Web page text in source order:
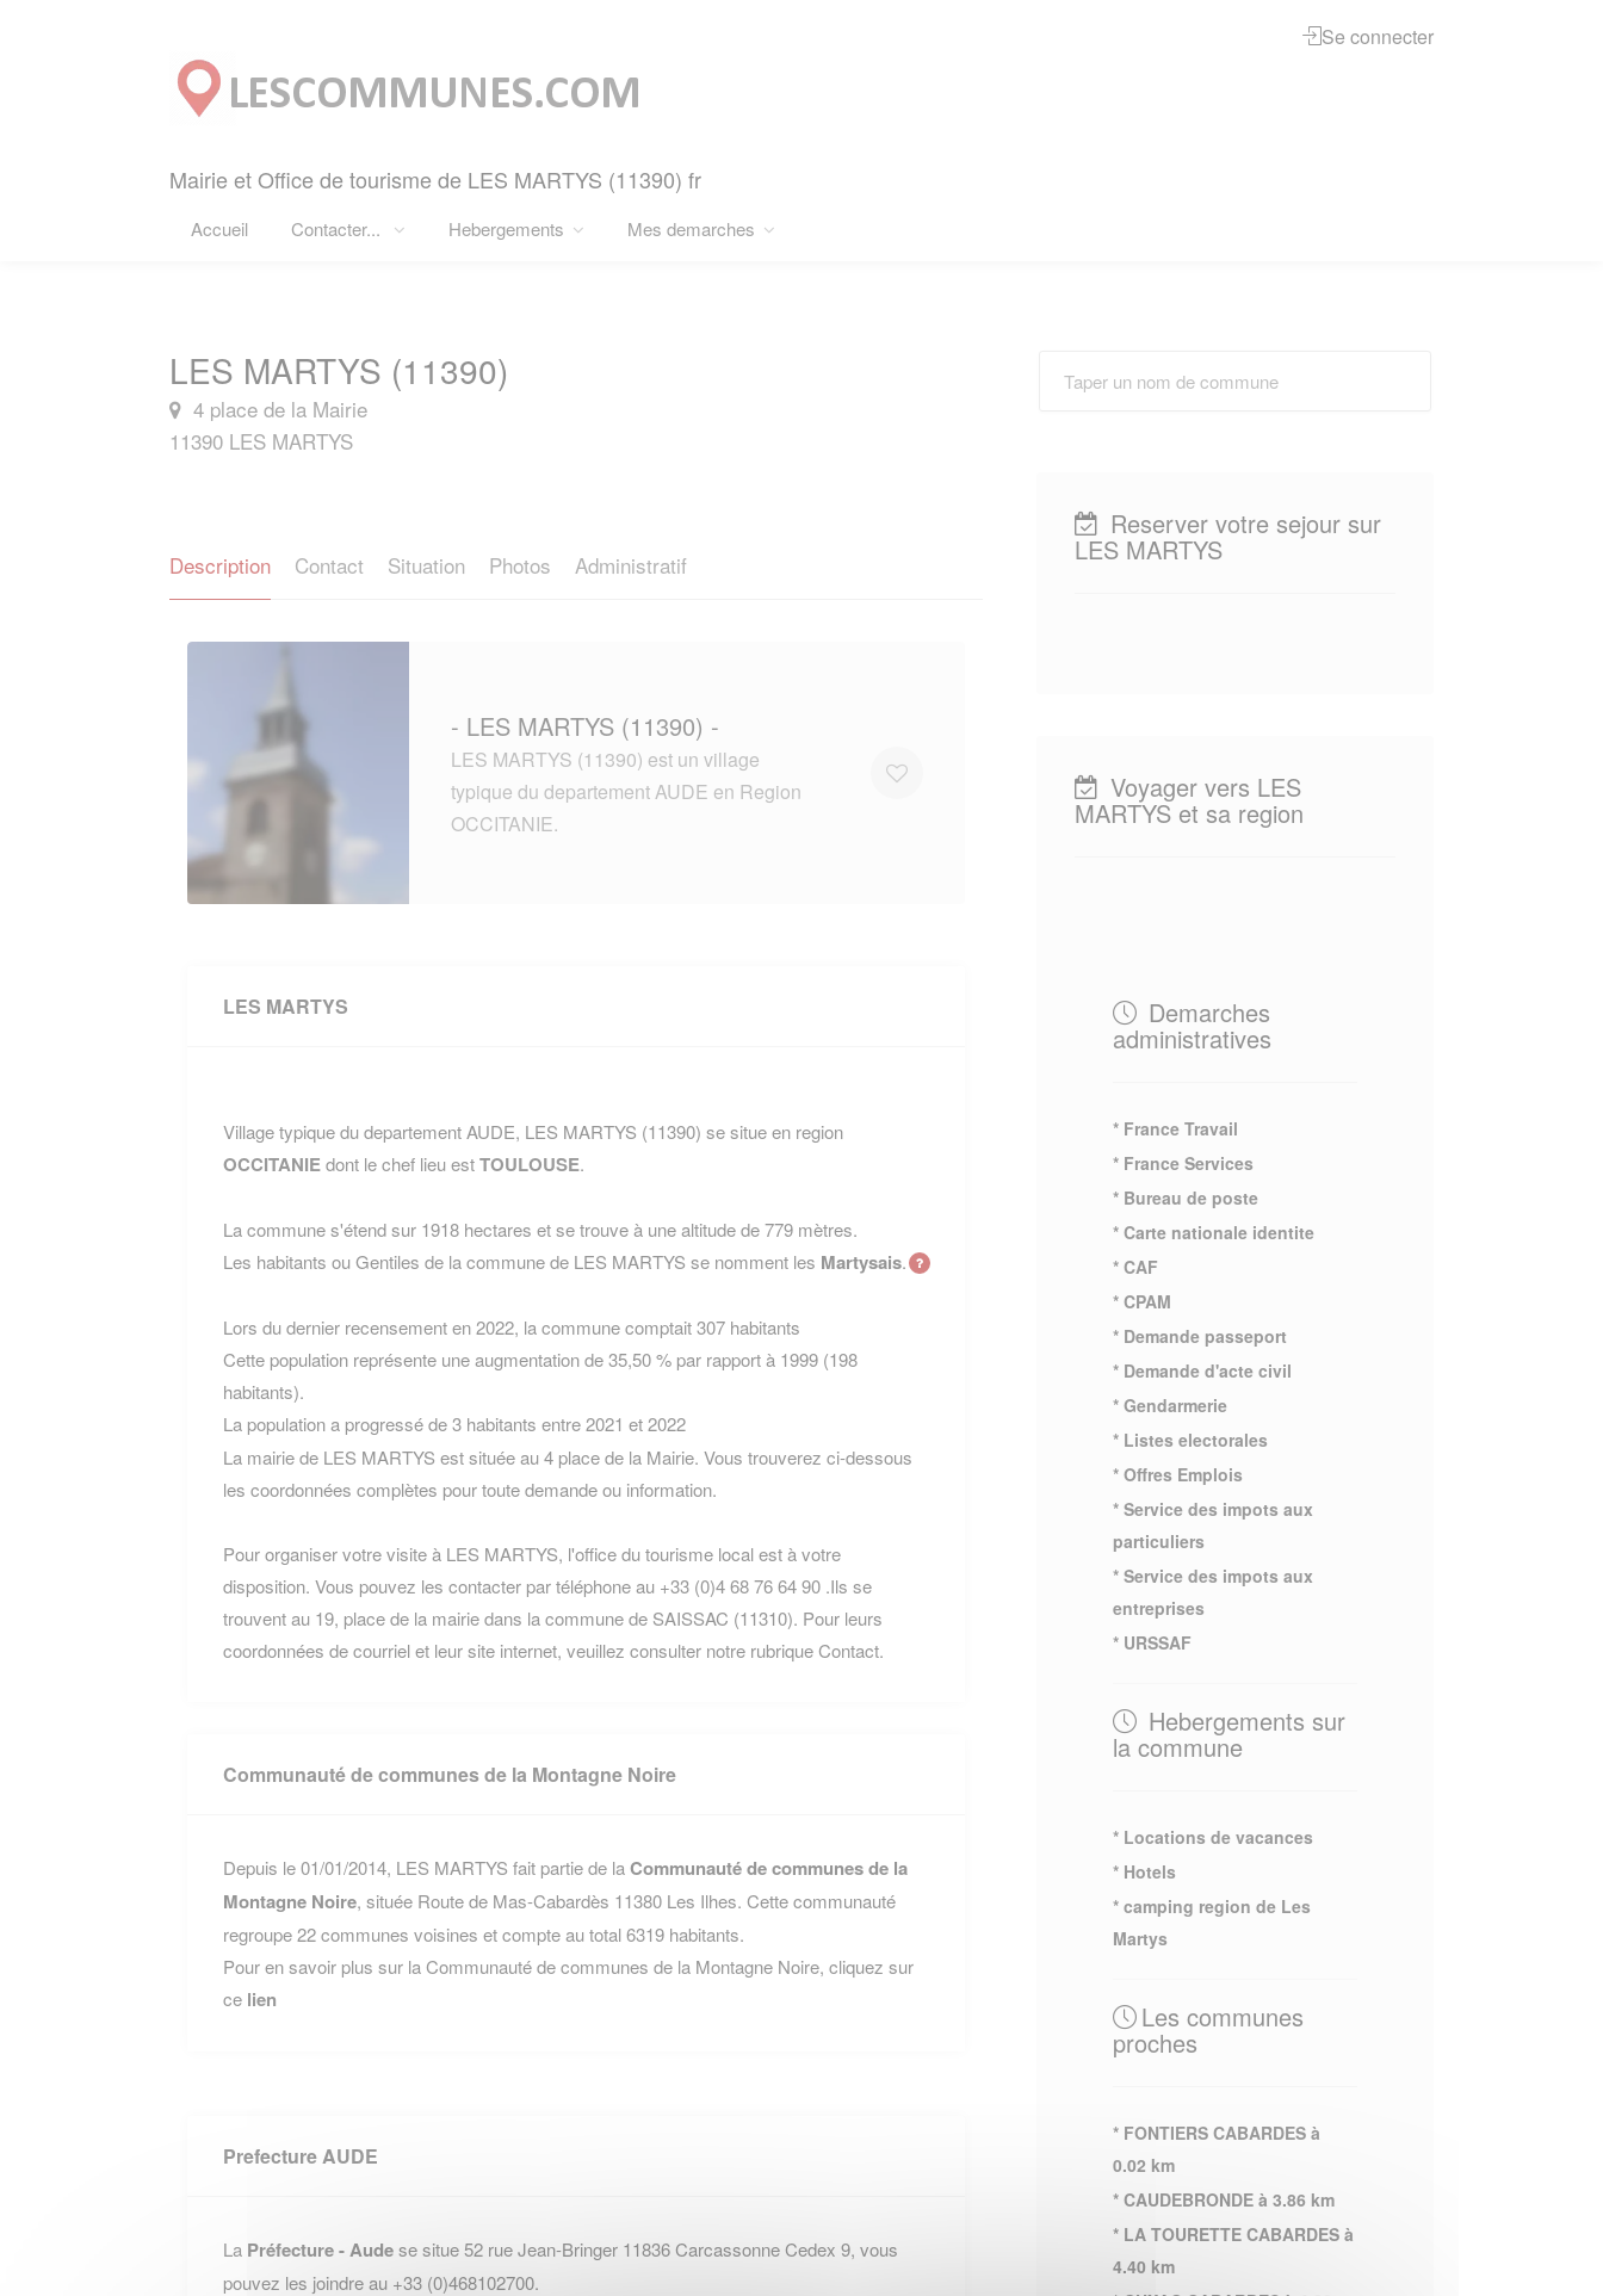
Mairie et Office de tourisme de LES MARTYS (11390) fr
Accueil Contacter... Hebergements Mes demarches
Se connecter
LES MARTYS (11390)
4 place de la Mairie
11390 LES MARTYS
Description Contact Situation Photos Administratif
- LES MARTYS (11390) -
LES MARTYS (11390) est un village
typique du departement AUDE en Region
OCCITANIE.
LES MARTYS
Village typique du departement AUDE, LES MARTYS (11390) se situe en region
OCCITANIEdont le chef lieu estTOULOUSE.
La commune s'étend sur 1918 hectares et se trouve à une altitude de 779 mètres.
Les habitants ou Gentiles de la commune de LES MARTYS se nomment les Martysais.
Lors du dernier recensement en 2022, la commune comptait 307 habitants
Cette population représente une augmentation de 35,50 % par rapport à 1999 (198
habitants).
La population a progressé de 3 habitants entre 2021 et 2022
La mairie de LES MARTYS est située au 4 place de la Mairie. Vous trouverez ci-dessous
les coordonnées complètes pour toute demande ou information.
Pour organiser votre visite à LES MARTYS, l'office du tourisme local est à votre
disposition. Vous pouvez les contacter par téléphone au +33 (0)4 68 76 64 90 .Ils se
trouvent au 19, place de la mairie dans la commune de SAISSAC (11310). Pour leurs
coordonnées de courriel et leur site internet, veuillez consulter notre rubrique Contact.
Communauté de communes de la Montagne Noire
Depuis le 01/01/2014, LES MARTYS fait partie de laCommunauté de communes de la
Montagne Noire, située Route de Mas-Cabardès 11380 Les Ilhes. Cette communauté
regroupe 22 communes voisines et compte au total 6319 habitants.
Pour en savoir plus sur la Communauté de communes de la Montagne Noire, cliquez sur
ce lien
Prefecture AUDE
La Préfecture - Audese situe 52 rue Jean-Bringer 11836 Carcassonne Cedex 9, vous
pouvez les joindre au +33 (0)468102700.
Reserver votre sejour sur
LES MARTYS
Voyager vers LES
MARTYS et sa region
Demarches
administratives
* France Travail
* France Services
* Bureau de poste
* Carte nationale identite
* CAF
* CPAM
* Demande passeport
* Demande d'acte civil
* Gendarmerie
* Listes electorales
* Offres Emplois
* Service des impots aux
particuliers
* Service des impots aux
entreprises
* URSSAF
Hebergements sur
la commune
* Locations de vacances
* Hotels
* camping region de Les
Martys
Les communes
proches
* FONTIERS CABARDES à
0.02 km
* CAUDEBRONDE à 3.86 km
* LA TOURETTE CABARDES à
4.40 km